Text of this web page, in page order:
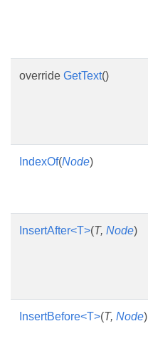
override GetText()
IndexOf(Node)
InsertAfter<T>(T, Node)
InsertBefore<T>(T, Node)